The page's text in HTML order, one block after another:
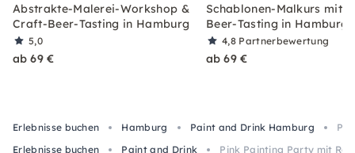
Abstrakte-Malerei-Workshop &
Craft-Beer-Tasting in Hamburg
5,0
ab 69 €
Schablonen-Malkurs mit
Beer-Tasting in Hamburg
4,8 Partnerbewertung
ab 69 €
Erlebnisse buchen Hamburg Paint and Drink Hamburg
Erlebnisse buchen
Paint and Drink Pink Painting Party mit